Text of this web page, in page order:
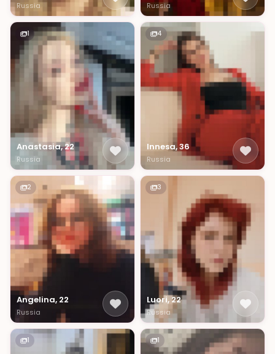
Russia Russia
1
Anastasia, 22
Russia
4
Innesa, 36
Russia
2
Angelina, 22
Russia
3
Luori, 22
Russia
1 1